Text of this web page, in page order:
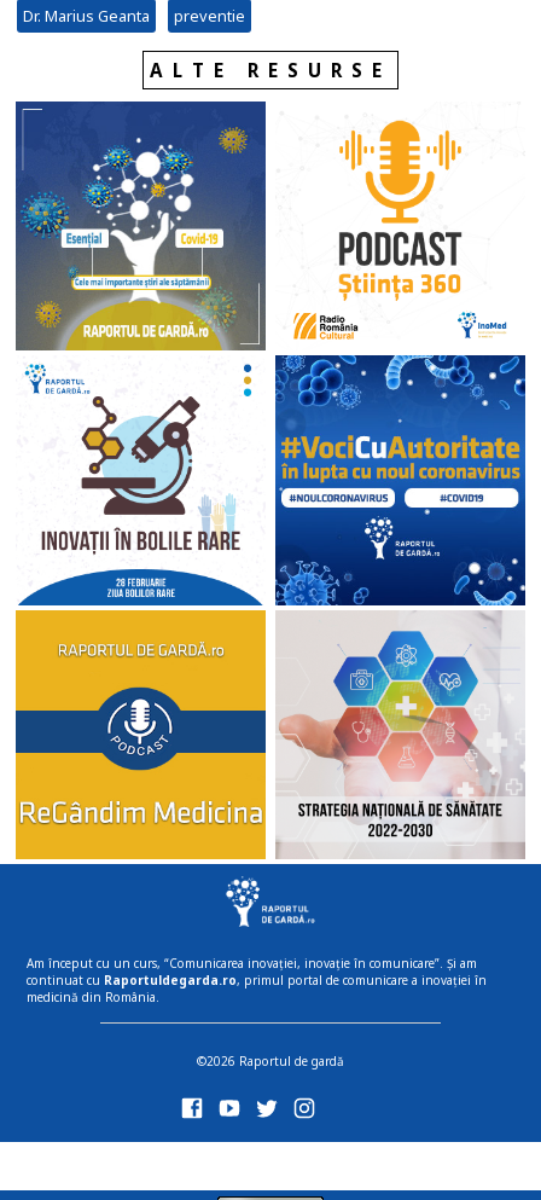
Dr. Marius Geanta preventie
ALTE RESURSE
Am început cu un curs, “Comunicarea inovației, inovație în comunicare”. Și am
continuat cu Raportuldegarda.ro, primul portal de comunicare a inovației în
medicină din România.
©2026 Raportul de gardă